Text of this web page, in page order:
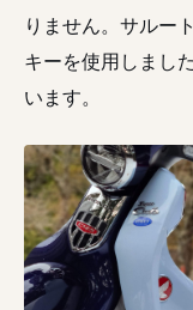
りません。サルー
キーを使用しまし
います。